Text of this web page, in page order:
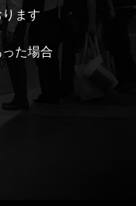
ます
た場合